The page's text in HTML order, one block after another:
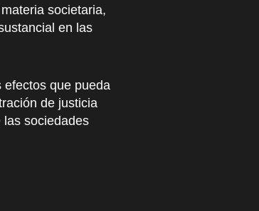
societaria,
en las
efectos que pueda
de justicia
las sociedades